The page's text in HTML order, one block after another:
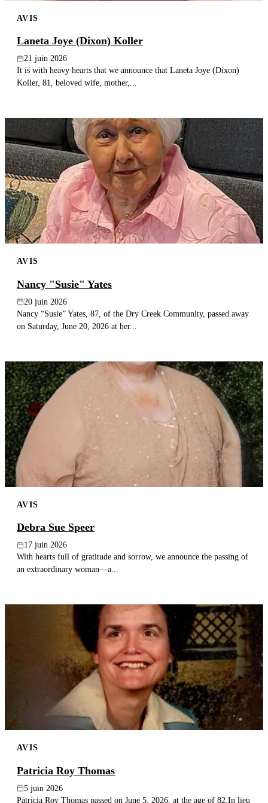
AVIS
Laneta Joye (Dixon) Koller
21 juin 2026
It is with heavy hearts that we announce that Laneta Joye (Dixon)
Koller, 81, beloved wife, mother,...
AVIS
Nancy "Susie" Yates
20 juin 2026
Nancy “Susie” Yates, 87, of the Dry Creek Community, passed away
on Saturday, June 20, 2026 at her...
AVIS
Debra Sue Speer
17 juin 2026
With hearts full of gratitude and sorrow, we announce the passing of
an extraordinary woman—a...
AVIS
Patricia Roy Thomas
5 juin 2026
Patricia Roy Thomas passed on June 5, 2026, at the age of 82.In lieu